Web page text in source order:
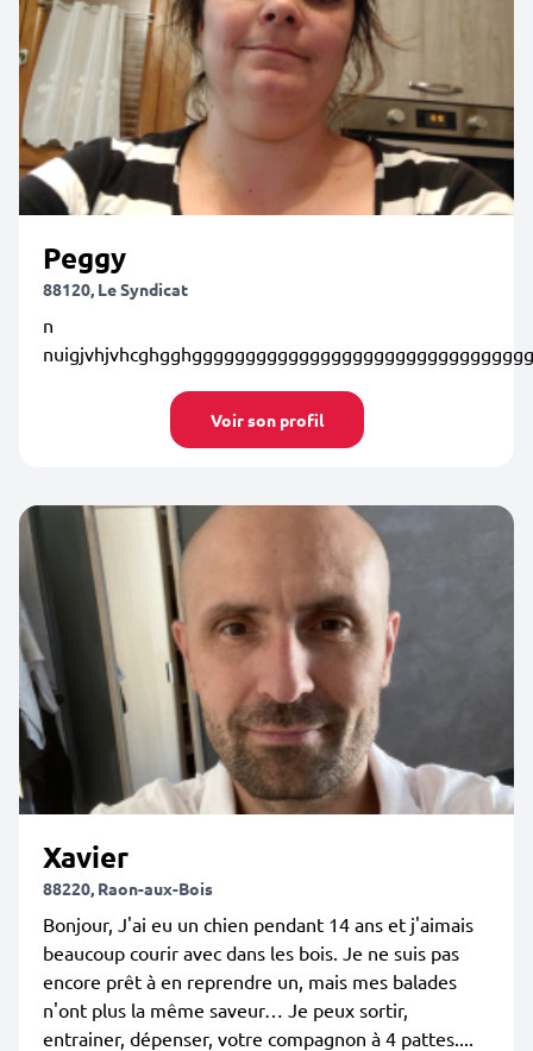
Peggy
88120, Le Syndicat
n
Voir son profil
Xavier
88220, Raon-aux-Bois
Bonjour, J'ai eu un chien pendant 14 ans et j'aimais
beaucoup courir avec dans les bois. Je ne suis pas
encore prêt à en reprendre un, mais mes balades
n'ont plus la même saveur… Je peux sortir,
entrainer, dépenser, votre compagnon à 4 pattes....